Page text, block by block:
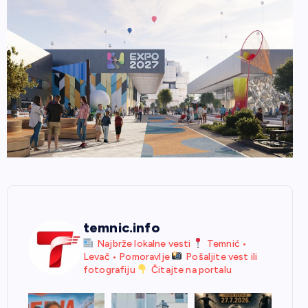
temnic.info
Najbrže lokalne vesti
Temnić •
Levač • Pomoravlje
Pošaljite vest ili
fotografiju
Čitajte na portalu